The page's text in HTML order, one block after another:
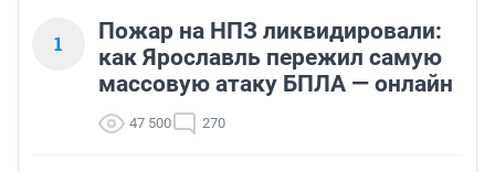
1
Пожар на НПЗ ликвидировали:
как Ярославль пережил самую
массовую атаку БПЛА — онлайн
47 500 270